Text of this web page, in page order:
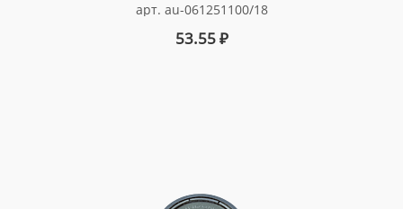
арт. au-061251100/18
53.55₽